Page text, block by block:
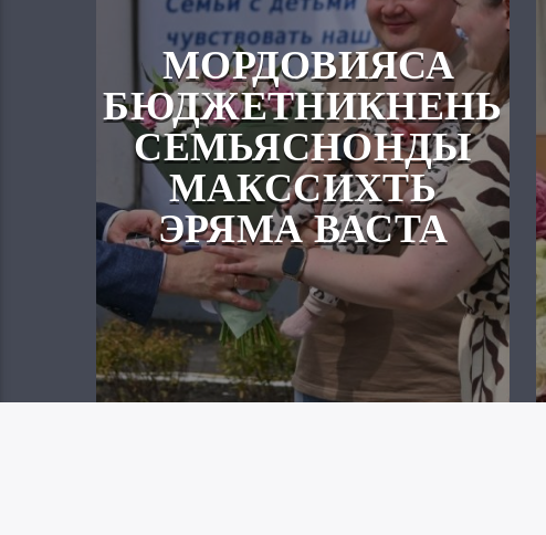
МОРДОВИЯСА
БЮДЖЕТНИКНЕНЬ
СЕМЬЯСНОНДЫ
МАКССИХТЬ
ЭРЯМА ВАСТА